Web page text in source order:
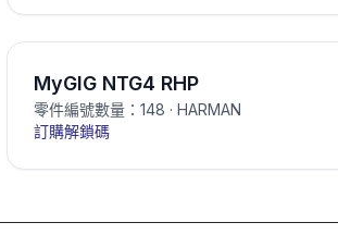
MyGIG NTG4 RHP
零件編號數量：148 · HARMAN
訂購解鎖碼